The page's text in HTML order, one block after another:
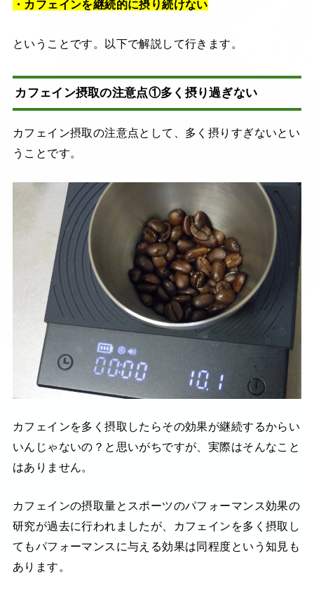
・カフェインを継続的に摂り続けない
ということです。以下で解説して行きます。
カフェイン摂取の注意点①多く摂り過ぎない
カフェイン摂取の注意点として、多く摂りすぎないとい
うことです。
カフェインを多く摂取したらその効果が継続するからい
いんじゃないの？と思いがちですが、実際はそんなこと
はありません。
カフェインの摂取量とスポーツのパフォーマンス効果の
研究が過去に行われましたが、カフェインを多く摂取し
てもパフォーマンスに与える効果は同程度という知見も
あります。